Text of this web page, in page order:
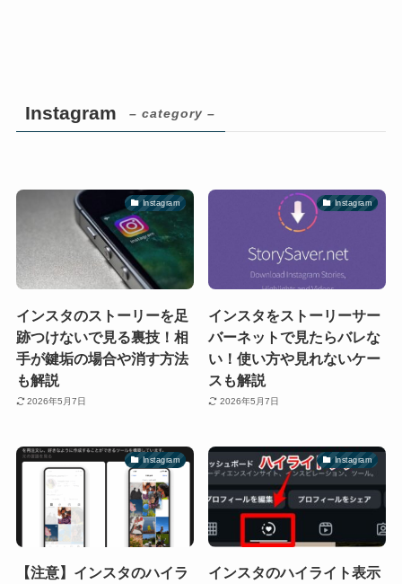
Instagram – category –
Instagram
インスタのストーリーを足
跡つけないで見る裏技！相
手が鍵垢の場合や消す方法
も解説
2026年5月7日
Instagram
インスタをストーリーサー
バーネットで見たらバレな
い！使い方や見れないケー
スも解説
2026年5月7日
Instagram
【注意】インスタのハイラ
Instagram
インスタのハイライト表示